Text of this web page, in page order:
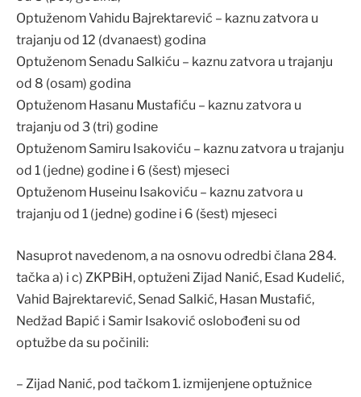
Optuženom Vahidu Bajrektarević – kaznu zatvora u
trajanju od 12 (dvanaest) godina
Optuženom Senadu Salkiću – kaznu zatvora u trajanju
od 8 (osam) godina
Optuženom Hasanu Mustafiću – kaznu zatvora u
trajanju od 3 (tri) godine
Optuženom Samiru Isakoviću – kaznu zatvora u trajanju
od 1 (jedne) godine i 6 (šest) mjeseci
Optuženom Huseinu Isakoviću – kaznu zatvora u
trajanju od 1 (jedne) godine i 6 (šest) mjeseci
Nasuprot navedenom, a na osnovu odredbi člana 284.
tačka a) i c) ZKPBiH, optuženi Zijad Nanić, Esad Kudelić,
Vahid Bajrektarević, Senad Salkić, Hasan Mustafić,
Nedžad Bapić i Samir Isaković oslobođeni su od
optužbe da su počinili:
– Zijad Nanić, pod tačkom 1. izmijenjene optužnice